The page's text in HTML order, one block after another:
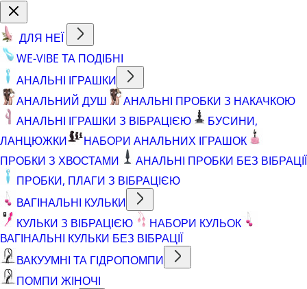
ДЛЯ НЕЇ
WE-VIBE ТА ПОДІБНІ
АНАЛЬНІ ІГРАШКИ
АНАЛЬНИЙ ДУШ
АНАЛЬНІ ПРОБКИ З НАКАЧКОЮ
АНАЛЬНІ ІГРАШКИ З ВІБРАЦІЄЮ
БУСИНИ,
ЛАНЦЮЖКИ
НАБОРИ АНАЛЬНИХ ІГРАШОК
ПРОБКИ З ХВОСТАМИ
АНАЛЬНІ ПРОБКИ БЕЗ ВІБРАЦІЇ
ПРОБКИ, ПЛАГИ З ВІБРАЦІЄЮ
ВАГІНАЛЬНІ КУЛЬКИ
КУЛЬКИ З ВІБРАЦІЄЮ
НАБОРИ КУЛЬОК
ВАГІНАЛЬНІ КУЛЬКИ БЕЗ ВІБРАЦІЇ
ВАКУУМНІ ТА ГІДРОПОМПИ
ПОМПИ ЖІНОЧІ